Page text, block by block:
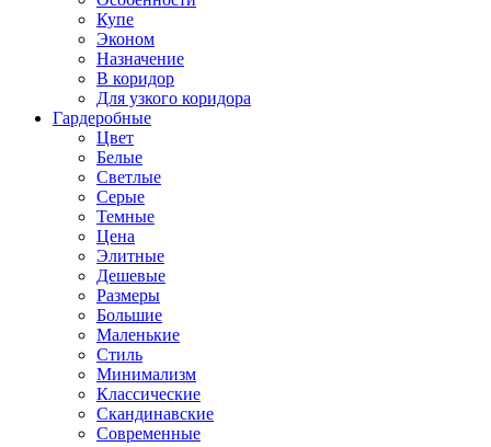
Купе
Эконом
Назначение
В коридор
Для узкого коридора
Гардеробные
Цвет
Белые
Светлые
Серые
Темные
Цена
Элитные
Дешевые
Размеры
Большие
Маленькие
Стиль
Минимализм
Классические
Скандинавские
Современные